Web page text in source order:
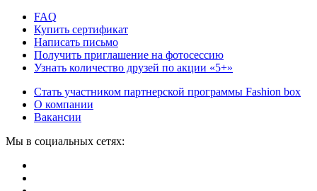
FAQ
Купить сертификат
Написать письмо
Получить приглашение на фотосессию
Узнать количество друзей по акции «5+»
Стать участником партнерской программы Fashion box
О компании
Вакансии
Мы в социальных сетях: